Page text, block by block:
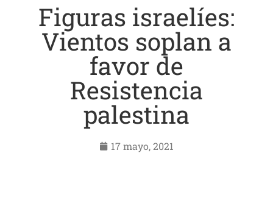
Figuras israelíes:
Vientos soplan a
favor de
Resistencia
palestina
17 mayo, 2021